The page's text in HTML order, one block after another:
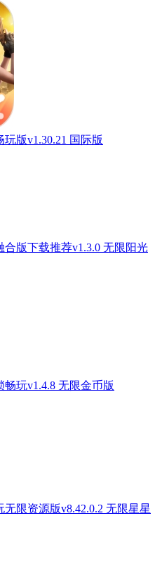
版v1.30.21 国际版
版下载推荐v1.3.0 无限阳光
玩v1.4.8 无限金币版
限资源版v8.42.0.2 无限星星